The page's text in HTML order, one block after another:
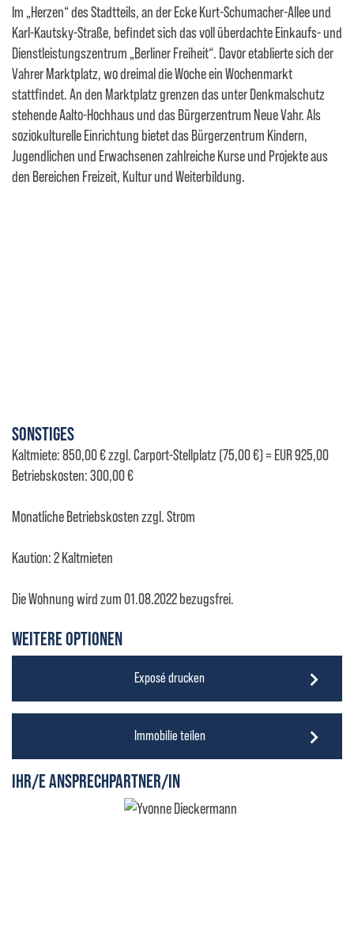
Im „Herzen“ des Stadtteils, an der Ecke Kurt-Schumacher-Allee und
Karl-Kautsky-Straße, befindet sich das voll überdachte Einkaufs- und
Dienstleistungszentrum „Berliner Freiheit“. Davor etablierte sich der
Vahrer Marktplatz, wo dreimal die Woche ein Wochenmarkt
stattfindet. An den Marktplatz grenzen das unter Denkmalschutz
stehende Aalto-Hochhaus und das Bürgerzentrum Neue Vahr. Als
soziokulturelle Einrichtung bietet das Bürgerzentrum Kindern,
Jugendlichen und Erwachsenen zahlreiche Kurse und Projekte aus
den Bereichen Freizeit, Kultur und Weiterbildung.
SONSTIGES
Kaltmiete: 850,00 € zzgl. Carport-Stellplatz (75,00 €) = EUR 925,00
Betriebskosten: 300,00 €
Monatliche Betriebskosten zzgl. Strom
Kaution: 2 Kaltmieten
Die Wohnung wird zum 01.08.2022 bezugsfrei.
WEITERE OPTIONEN
Exposé drucken
Immobilie teilen
IHR/E ANSPRECHPARTNER/IN